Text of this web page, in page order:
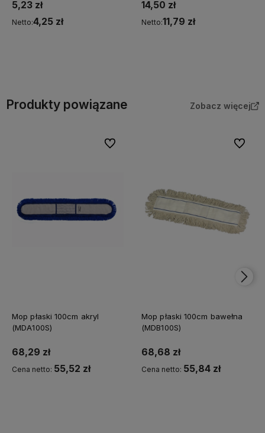
5,23 zł
Netto:4,25 zł
14,50 zł
Netto:11,79 zł
Produkty powiązane Zobacz więcej
Mop płaski 100cm akryl
(MDA100S)
68,29 zł
Cena netto: 55,52 zł
Do ulubionych
Mop płaski 100cm bawełna
(MDB100S)
68,68 zł
Cena netto: 55,84 zł
Do